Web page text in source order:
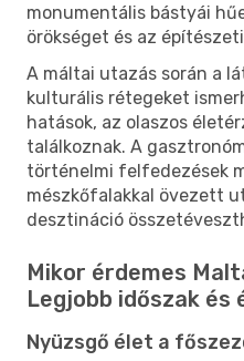
monumentális bástyái
örökséget és az
A máltai utazás során a
kulturális rétegeket
hatások, az olaszos
találkoznak. A
történelmi felfedezések
mészkőfalakkal övezett
desztináció
Mikor érdemes
Legjobb időszak és
Nyüzsgő élet a